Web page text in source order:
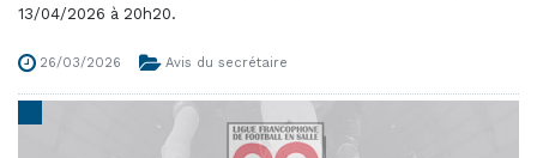
13/04/2026 à 20h20.
26/03/2026 Avis du secrétaire